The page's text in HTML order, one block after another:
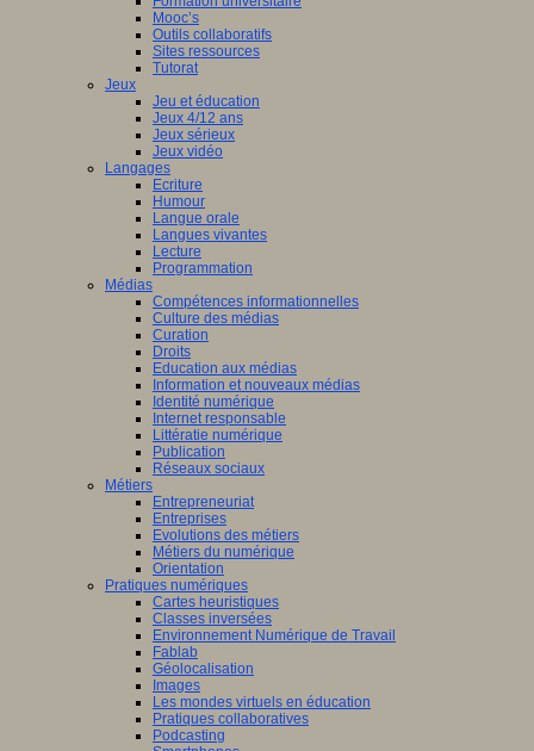
Mooc’s
Outils collaboratifs
Sites ressources
Tutorat
Jeux
Jeu et éducation
Jeux 4/12 ans
Jeux sérieux
Jeux vidéo
Langages
Ecriture
Humour
Langue orale
Langues vivantes
Lecture
Programmation
Médias
Compétences informationnelles
Culture des médias
Curation
Droits
Education aux médias
Information et nouveaux médias
Identité numérique
Internet responsable
Littératie numérique
Publication
Réseaux sociaux
Métiers
Entrepreneuriat
Entreprises
Evolutions des métiers
Métiers du numérique
Orientation
Pratiques numériques
Cartes heuristiques
Classes inversées
Environnement Numérique de Travail
Fablab
Géolocalisation
Images
Les mondes virtuels en éducation
Pratiques collaboratives
Podcasting